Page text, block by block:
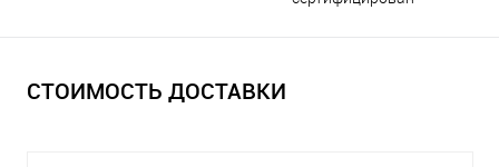
СТОИМОСТЬ ДОСТАВКИ